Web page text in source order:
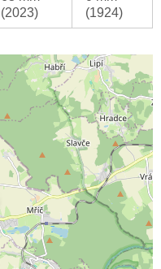
(2023)
(1924)